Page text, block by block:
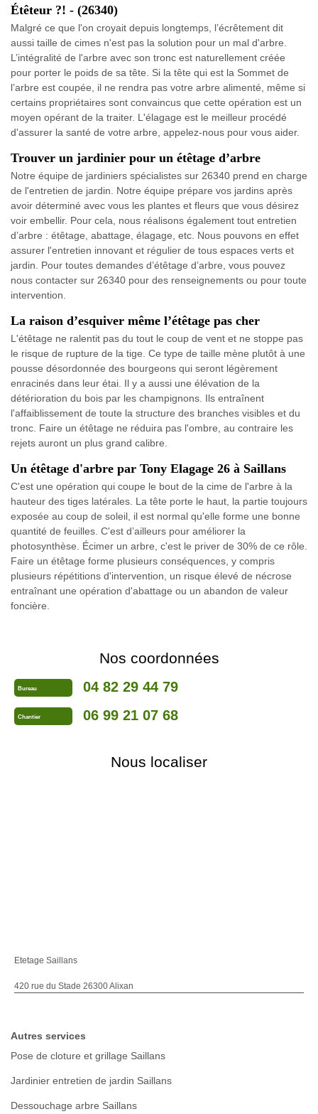
Étêteur ?! - (26340)
Malgré ce que l'on croyait depuis longtemps, l’écrêtement dit
aussi taille de cimes n'est pas la solution pour un mal d'arbre.
L’intégralité de l'arbre avec son tronc est naturellement créée
pour porter le poids de sa tête. Si la tête qui est la Sommet de
l’arbre est coupée, il ne rendra pas votre arbre alimenté, même si
certains propriétaires sont convaincus que cette opération est un
moyen opérant de la traiter. L'élagage est le meilleur procédé
d'assurer la santé de votre arbre, appelez-nous pour vous aider.
Trouver un jardinier pour un étêtage d’arbre
Notre équipe de jardiniers spécialistes sur 26340 prend en charge
de l'entretien de jardin. Notre équipe prépare vos jardins après
avoir déterminé avec vous les plantes et fleurs que vous désirez
voir embellir. Pour cela, nous réalisons également tout entretien
d’arbre : étêtage, abattage, élagage, etc. Nous pouvons en effet
assurer l'entretien innovant et régulier de tous espaces verts et
jardin. Pour toutes demandes d’étêtage d’arbre, vous pouvez
nous contacter sur 26340 pour des renseignements ou pour toute
intervention.
La raison d’esquiver même l’étêtage pas cher
L'étêtage ne ralentit pas du tout le coup de vent et ne stoppe pas
le risque de rupture de la tige. Ce type de taille mène plutôt à une
pousse désordonnée des bourgeons qui seront légèrement
enracinés dans leur étai. Il y a aussi une élévation de la
détérioration du bois par les champignons. Ils entraînent
l'affaiblissement de toute la structure des branches visibles et du
tronc. Faire un étêtage ne réduira pas l'ombre, au contraire les
rejets auront un plus grand calibre.
Un étêtage d'arbre par Tony Elagage 26 à Saillans
C'est une opération qui coupe le bout de la cime de l'arbre à la
hauteur des tiges latérales. La tête porte le haut, la partie toujours
exposée au coup de soleil, il est normal qu'elle forme une bonne
quantité de feuilles. C'est d’ailleurs pour améliorer la
photosynthèse. Écimer un arbre, c'est le priver de 30% de ce rôle.
Faire un étêtage forme plusieurs conséquences, y compris
plusieurs répétitions d'intervention, un risque élevé de nécrose
entraînant une opération d'abattage ou un abandon de valeur
foncière.
Nos coordonnées
Bureau 04 82 29 44 79
Chantier 06 99 21 07 68
Nous localiser
Etetage Saillans
420 rue du Stade 26300 Alixan
Autres services
Pose de cloture et grillage Saillans
Jardinier entretien de jardin Saillans
Dessouchage arbre Saillans